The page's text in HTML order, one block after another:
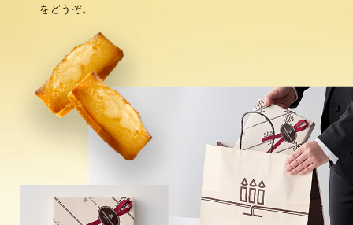
をどうぞ。